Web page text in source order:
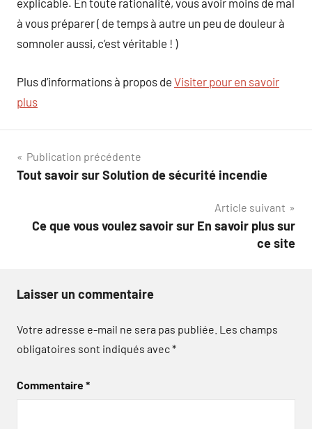
explicable. En toute rationalité, vous avoir moins de mal
à vous préparer ( de temps à autre un peu de douleur à
somnoler aussi, c’est véritable ! )
Plus d’informations à propos de Visiter pour en savoir
plus
Navigation
de
Publication précédente
Tout savoir sur Solution de sécurité incendie
Article suivant
Ce que vous voulez savoir sur En savoir plus sur
ce site
Laisser un commentaire
Votre adresse e-mail ne sera pas publiée. Les champs
obligatoires sont indiqués avec*
Commentaire*